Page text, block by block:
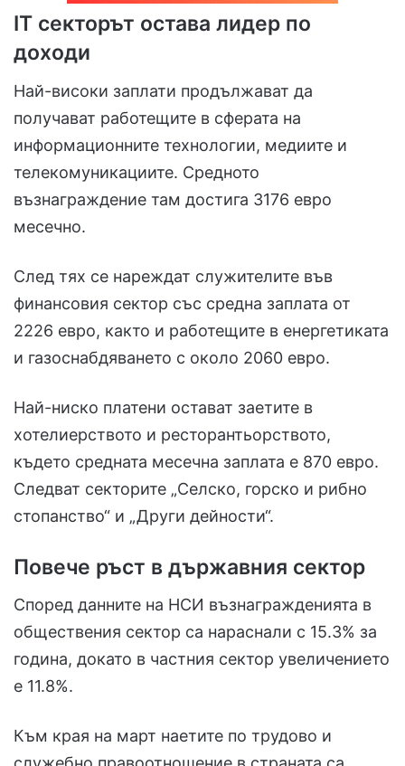
IT секторът остава лидер по
доходи
Най-високи заплати продължават да
получават работещите в сферата на
информационните технологии, медиите и
телекомуникациите. Средното
възнаграждение там достига 3176 евро
месечно.
След тях се нареждат служителите във
финансовия сектор със средна заплата от
2226 евро, както и работещите в енергетиката
и газоснабдяването с около 2060 евро.
Най-ниско платени остават заетите в
хотелиерството и ресторантьорството,
където средната месечна заплата е 870 евро.
Следват секторите „Селско, горско и рибно
стопанство“ и „Други дейности“.
Повече ръст в държавния сектор
Според данните на НСИ възнагражденията в
обществения сектор са нараснали с 15.3% за
година, докато в частния сектор увеличението
е 11.8%.
Към края на март наетите по трудово и